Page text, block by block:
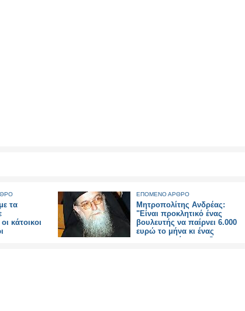
τα
κάτοικοι
ΕΠΟΜΕΝΟ ΑΡΘΡΟ
Mητροπολίτης Ανδρέας:
"Είναι προκλητικό ένας
βουλευτής να παίρνει 6.000
ευρώ το μήνα κι ένας
μεροκαματιάρης να ζει με